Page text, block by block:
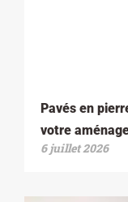
Pavés en
votre
6 juillet 2026